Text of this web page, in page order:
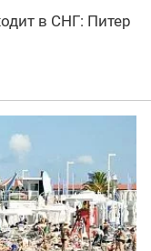
в СНГ: Питер